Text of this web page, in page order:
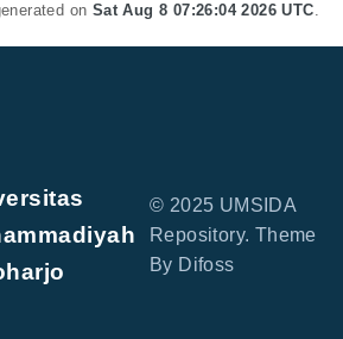
on Sat Aug 8 07:26:04 2026 UTC.
© 2025 UMSIDA
Repository. Theme
By Difoss